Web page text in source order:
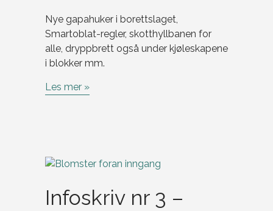
Nye gapahuker i borettslaget,
Smartoblat-regler, skotthyllbanen for
alle, dryppbrett også under kjøleskapene
i blokker mm.
Les mer »
Infoskriv nr 3 –